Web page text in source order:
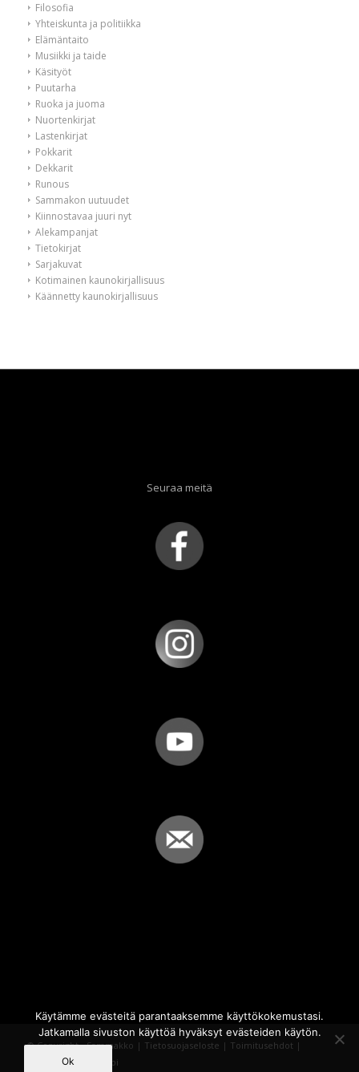
Filosofia
Yhteiskunta ja politiikka
Elämäntaito
Musiikki ja taide
Käsityöt
Puutarha
Ruoka ja juoma
Nuortenkirjat
Lastenkirjat
Pokkarit
Dekkarit
Runous
Sammakon uutuudet
Kiinnostavaa juuri nyt
Alekampanjat
Tietokirjat
Sarjakuvat
Kotimainen kaunokirjallisuus
Käännetty kaunokirjallisuus
Seuraa meitä
© Copyright - Sammakko | Tietosuojaseloste | Toimitusehdot |
Powered by
iQWebbi
Käytämme evästeitä parantaaksemme käyttökokemustasi.
Jatkamalla sivuston käyttöä hyväksyt evästeiden käytön.
Ok